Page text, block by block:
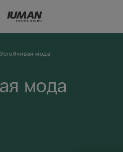
Устойчивая мода
мода